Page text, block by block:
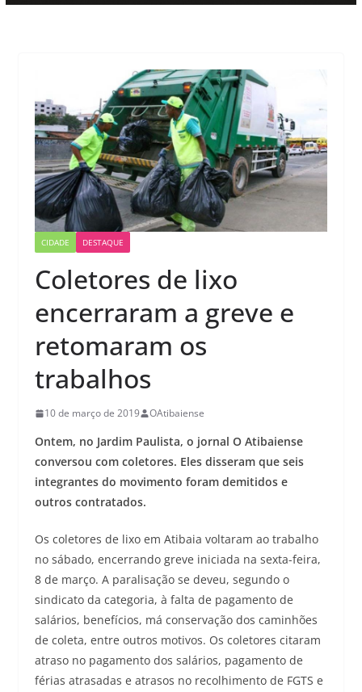
CIDADE DESTAQUE
Coletores de lixo
encerraram a greve e
retomaram os
trabalhos
10 de março de 2019 OAtibaiense
Ontem, no Jardim Paulista, o jornal O Atibaiense
conversou com coletores. Eles disseram que seis
integrantes do movimento foram demitidos e
outros contratados.
Os coletores de lixo em Atibaia voltaram ao trabalho
no sábado, encerrando greve iniciada na sexta-feira,
8 de março. A paralisação se deveu, segundo o
sindicato da categoria, à falta de pagamento de
salários, benefícios, má conservação dos caminhões
de coleta, entre outros motivos. Os coletores citaram
atraso no pagamento dos salários, pagamento de
férias atrasadas e atrasos no recolhimento de FGTS e